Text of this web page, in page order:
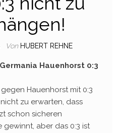
Von HUBERT REHNE
Hauenhorst 0:3
Hauenhorst mit 0:3
zu erwarten, dass
schon sicheren
gewinnt, aber das 0:3 ist